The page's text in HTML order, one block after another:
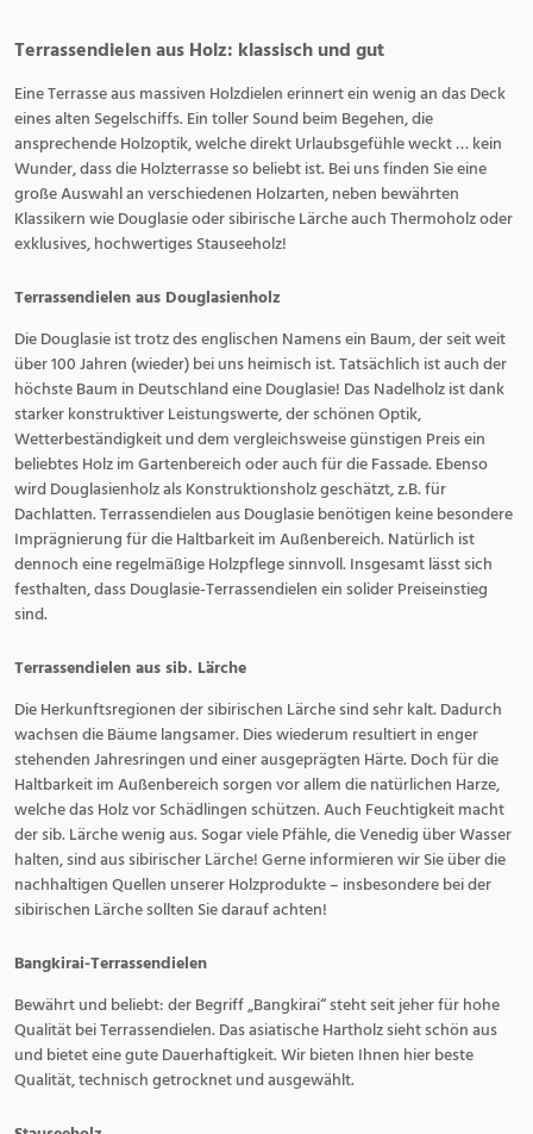
Terrassendielen aus Holz: klassisch und gut
Eine Terrasse aus massiven Holzdielen erinnert ein wenig an das Deck
eines alten Segelschiffs. Ein toller Sound beim Begehen, die
ansprechende Holzoptik, welche direkt Urlaubsgefühle weckt … kein
Wunder, dass die Holzterrasse so beliebt ist. Bei uns finden Sie eine
große Auswahl an verschiedenen Holzarten, neben bewährten
Klassikern wie Douglasie oder sibirische Lärche auch Thermoholz oder
exklusives, hochwertiges Stauseeholz!
Terrassendielen aus Douglasienholz
Die Douglasie ist trotz des englischen Namens ein Baum, der seit weit
über 100 Jahren (wieder) bei uns heimisch ist. Tatsächlich ist auch der
höchste Baum in Deutschland eine Douglasie! Das Nadelholz ist dank
starker konstruktiver Leistungswerte, der schönen Optik,
Wetterbeständigkeit und dem vergleichsweise günstigen Preis ein
beliebtes Holz im Gartenbereich oder auch für die Fassade. Ebenso
wird Douglasienholz als Konstruktionsholz geschätzt, z.B. für
Dachlatten. Terrassendielen aus Douglasie benötigen keine besondere
Imprägnierung für die Haltbarkeit im Außenbereich. Natürlich ist
dennoch eine regelmäßige Holzpflege sinnvoll. Insgesamt lässt sich
festhalten, dass Douglasie-Terrassendielen ein solider Preiseinstieg
sind.
Terrassendielen aus sib. Lärche
Die Herkunftsregionen der sibirischen Lärche sind sehr kalt. Dadurch
wachsen die Bäume langsamer. Dies wiederum resultiert in enger
stehenden Jahresringen und einer ausgeprägten Härte. Doch für die
Haltbarkeit im Außenbereich sorgen vor allem die natürlichen Harze,
welche das Holz vor Schädlingen schützen. Auch Feuchtigkeit macht
der sib. Lärche wenig aus. Sogar viele Pfähle, die Venedig über Wasser
halten, sind aus sibirischer Lärche! Gerne informieren wir Sie über die
nachhaltigen Quellen unserer Holzprodukte – insbesondere bei der
sibirischen Lärche sollten Sie darauf achten!
Bangkirai-Terrassendielen
Bewährt und beliebt: der Begriff „Bangkirai“ steht seit jeher für hohe
Qualität bei Terrassendielen. Das asiatische Hartholz sieht schön aus
und bietet eine gute Dauerhaftigkeit. Wir bieten Ihnen hier beste
Qualität, technisch getrocknet und ausgewählt.